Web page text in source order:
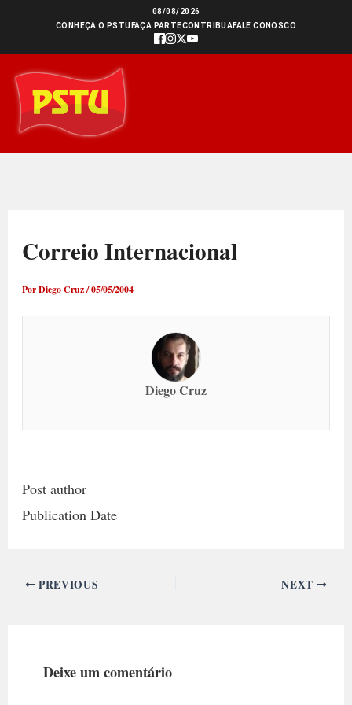
conteúdo
08/08/2026
CONHEÇA O PSTU FAÇA PARTECONTRIBUAFALE CONOSCO
Correio Internacional
PorDiego Cruz/05/05/2004
Diego Cruz
Post author
Publication Date
PREVIOUS NEXT
Deixe um comentário